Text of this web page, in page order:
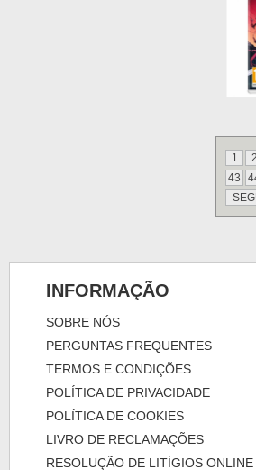
1 2
43
INFORMAÇÃO
SOBRE NÓS
PERGUNTAS FREQUENTES
TERMOS E CONDIÇÕES
POLÍTICA DE PRIVACIDADE
POLÍTICA DE COOKIES
LIVRO DE RECLAMAÇÕES
RESOLUÇÃO DE LITÍGIOS ONLINE